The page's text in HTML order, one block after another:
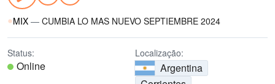
MIX — CUMBIA LO MAS NUEVO SEPTIEMBRE 2024
Status:
Online
Localização:
Argentina